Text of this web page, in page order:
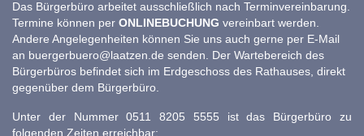
Das Bürgerbüro arbeitet ausschließlich nach Terminvereinbarung.
Termine können per ONLINEBUCHUNG vereinbart werden.
Andere Angelegenheiten können Sie uns auch gerne per E-Mail
an buergerbuero@laatzen.de senden. Der Wartebereich des
Bürgerbüros befindet sich im Erdgeschoss des Rathauses, direkt
gegenüber dem Bürgerbüro.
Unter der Nummer 0511 8205 5555 ist das Bürgerbüro zu
folgenden Zeiten erreichbar: